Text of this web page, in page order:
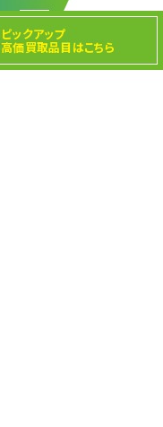
ピックアップ
高価買取品目はこちら